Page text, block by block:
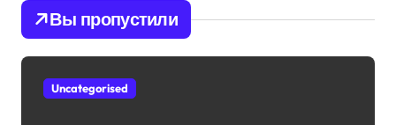
Вы пропустили
Uncategorised